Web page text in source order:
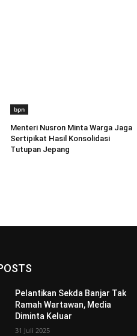
bpn
Menteri Nusron Minta Warga Jaga
Sertipikat Hasil Konsolidasi
Tutupan Jepang
Pelantikan Sekda Banjar Tak
Ramah Wartawan, Media
Diminta Keluar
31 Juli 2025